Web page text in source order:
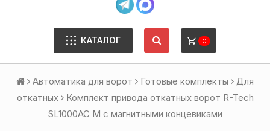
КАТАЛОГ 0
Автоматика для ворот Готовые комплекты
Для
откатных
Комплект привода откатных ворот R-Tech
SL1000AC M с магнитными концевиками